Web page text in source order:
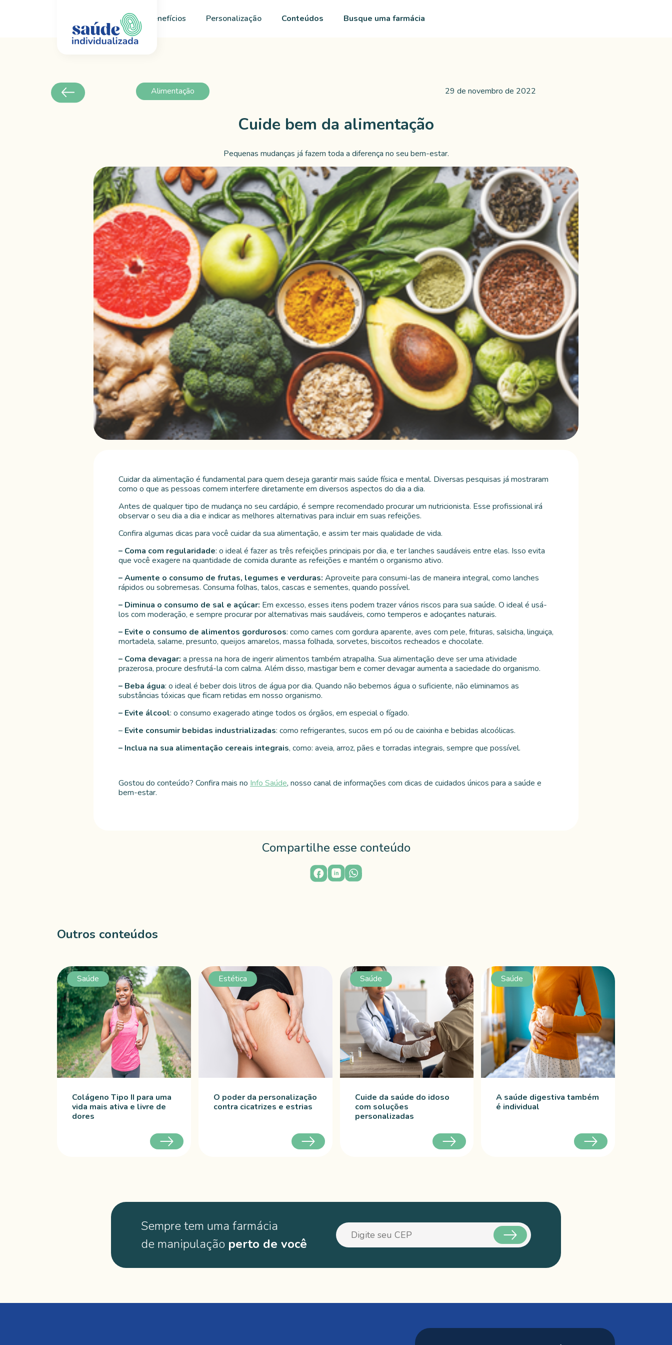
Sobre Benefícios Personalização Conteúdos Busque uma farmácia
Alimentação 29 de novembro de 2022
Cuide bem da alimentação
Pequenas mudanças já fazem toda a diferença no seu bem-estar.
Cuidar da alimentação é fundamental para quem deseja garantir mais saúde física e mental. Diversas pesquisas já mostraram
como o que as pessoas comem interfere diretamente em diversos aspectos do dia a dia.
Antes de qualquer tipo de mudança no seu cardápio, é sempre recomendado procurar um nutricionista. Esse profissional irá
observar o seu dia a dia e indicar as melhores alternativas para incluir em suas refeições.
Confira algumas dicas para você cuidar da sua alimentação, e assim ter mais qualidade de vida.
– Coma com regularidade: o ideal é fazer as três refeições principais por dia, e ter lanches saudáveis entre elas. Isso evita
que você exagere na quantidade de comida durante as refeições e mantém o organismo ativo.
– Aumente o consumo de frutas, legumes e verduras: Aproveite para consumi-las de maneira integral, como lanches
rápidos ou sobremesas. Consuma folhas, talos, cascas e sementes, quando possível.
– Diminua o consumo de sal e açúcar: Em excesso, esses itens podem trazer vários riscos para sua saúde. O ideal é usá-
los com moderação, e sempre procurar por alternativas mais saudáveis, como temperos e adoçantes naturais.
– Evite o consumo de alimentos gordurosos: como carnes com gordura aparente, aves com pele, frituras, salsicha, linguiça,
mortadela, salame, presunto, queijos amarelos, massa folhada, sorvetes, biscoitos recheados e chocolate.
– Coma devagar: a pressa na hora de ingerir alimentos também atrapalha. Sua alimentação deve ser uma atividade
prazerosa, procure desfrutá-la com calma. Além disso, mastigar bem e comer devagar aumenta a saciedade do organismo.
– Beba água: o ideal é beber dois litros de água por dia. Quando não bebemos água o suficiente, não eliminamos as
substâncias tóxicas que ficam retidas em nosso organismo.
– Evite álcool: o consumo exagerado atinge todos os órgãos, em especial o fígado.
– Evite consumir bebidas industrializadas: como refrigerantes, sucos em pó ou de caixinha e bebidas alcoólicas.
– Inclua na sua alimentação cereais integrais, como: aveia, arroz, pães e torradas integrais, sempre que possível.
Gostou do conteúdo? Confira mais no Info Saúde, nosso canal de informações com dicas de cuidados únicos para a saúde e
bem-estar.
Compartilhe esse conteúdo
Outros conteúdos
Saúde
Colágeno Tipo II para uma
vida mais ativa e livre de
dores
Estética
O poder da personalização
contra cicatrizes e estrias
Saúde
Cuide da saúde do idoso
com soluções
personalizadas
Saúde
A saúde digestiva também
é individual
Sempre tem uma farmácia
de manipulação perto de você